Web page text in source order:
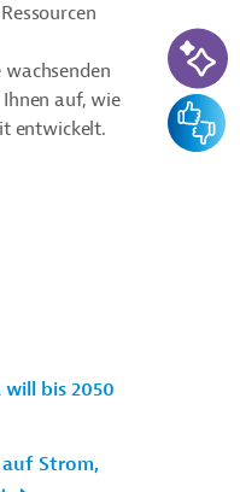
auf, wie
entwickelt.
bis 2050
Strom,
KI-